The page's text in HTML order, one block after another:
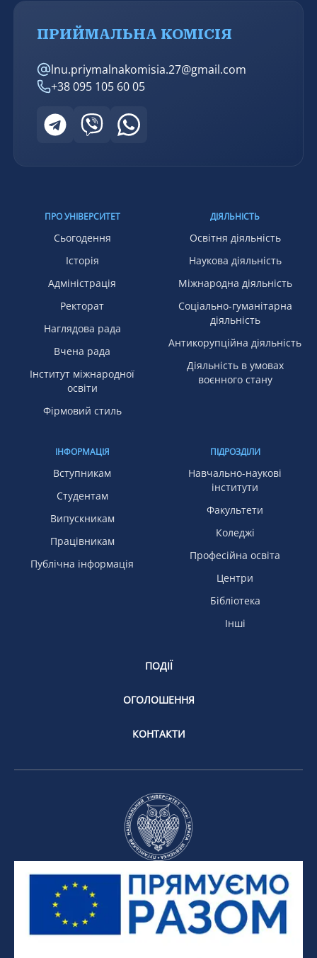
ПРИЙМАЛЬНА КОМІСІЯ
lnu.priymalnakomisia.27@gmail.com
+38 095 105 60 05
ПРО УНІВЕРСИТЕТ
Сьогодення
Історія
Адміністрація
Ректорат
Наглядова рада
Вчена рада
Інститут міжнародної
освіти
Фірмовий стиль
ДІЯЛЬНІСТЬ
Освітня діяльність
Наукова діяльність
Міжнародна діяльність
Соціально-гуманітарна
діяльність
Антикорупційна діяльність
Діяльність в умовах
воєнного стану
ІНФОРМАЦІЯ
Вступникам
Студентам
Випускникам
Працівникам
Публічна інформація
ПІДРОЗДІЛИ
Навчально-наукові
інститути
Факультети
Коледжі
Професійна освіта
Центри
Бібліотека
Інші
ПОДІЇ
ОГОЛОШЕННЯ
КОНТАКТИ